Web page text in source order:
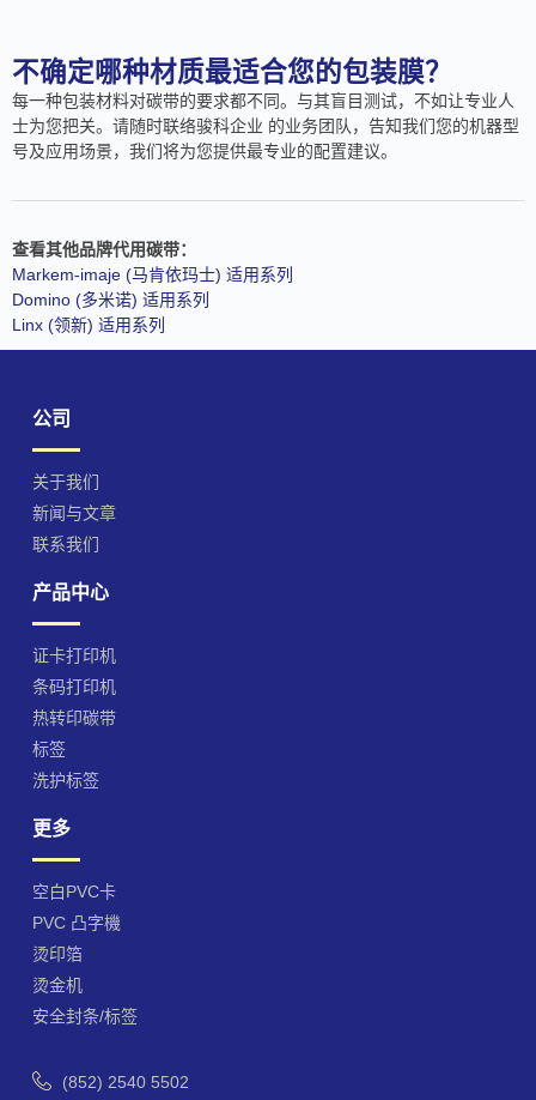
不确定哪种材质最适合您的包装膜？
每一种包装材料对碳带的要求都不同。与其盲目测试，不如让专业人
士为您把关。请随时联络骏科企业 的业务团队，告知我们您的机器型
号及应用场景，我们将为您提供最专业的配置建议。
查看其他品牌代用碳带：
Markem-imaje (马肯依玛士) 适用系列
Domino (多米诺) 适用系列
Linx (领新) 适用系列
公司
关于我们
新闻与文章
联系我们
产品中心
证卡打印机
条码打印机
热转印碳带
标签
洗护标签
更多
空白PVC卡
PVC 凸字機
烫印箔
烫金机
安全封条/标签
(852) 2540 5502